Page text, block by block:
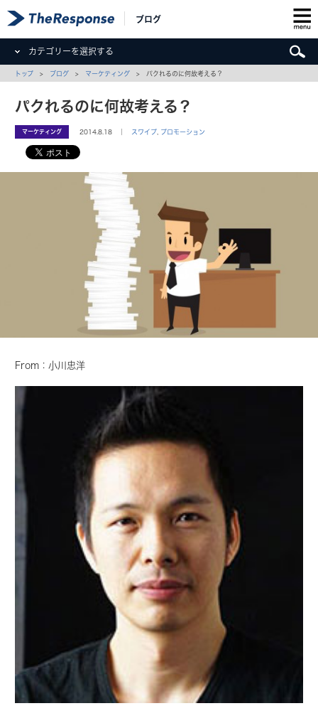
ブログ
カテゴリーを選択する
トップ > ブログ > マーケティング > パクれるのに何故考える？
パクれるのに何故考える？
マーケティング 2014.8.18 ｜ スワイプ プロモーション
From：小川忠洋